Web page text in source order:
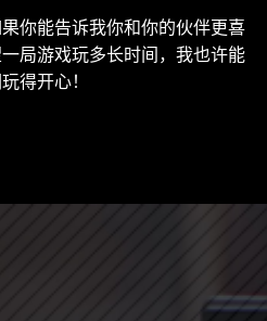
你能告诉我你和你的伙伴更喜
局游戏玩多长时间，我也许能
得开心！